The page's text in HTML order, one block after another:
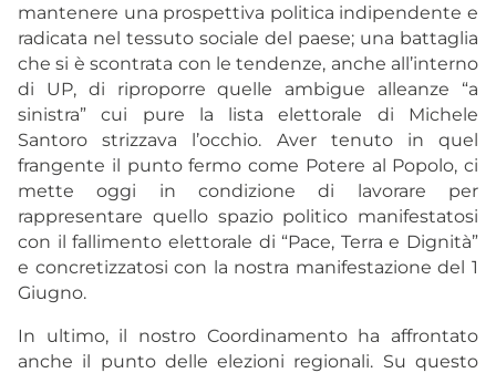
mantenere una prospettiva politica indipendente e
radicata nel tessuto sociale del paese; una battaglia
che si è scontrata con le tendenze, anche all’interno
di UP, di riproporre quelle ambigue alleanze “a
sinistra” cui pure la lista elettorale di Michele
Santoro strizzava l’occhio. Aver tenuto in quel
frangente il punto fermo come Potere al Popolo, ci
mette oggi in condizione di lavorare per
rappresentare quello spazio politico manifestatosi
con il fallimento elettorale di “Pace, Terra e Dignità”
e concretizzatosi con la nostra manifestazione del 1
Giugno.
In ultimo, il nostro Coordinamento ha affrontato
anche il punto delle elezioni regionali. Su questo